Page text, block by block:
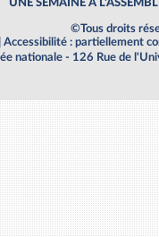
UNE SEMAINE À
©Tous droits
Accessibilité : partiellement
nationale - 126 Rue de